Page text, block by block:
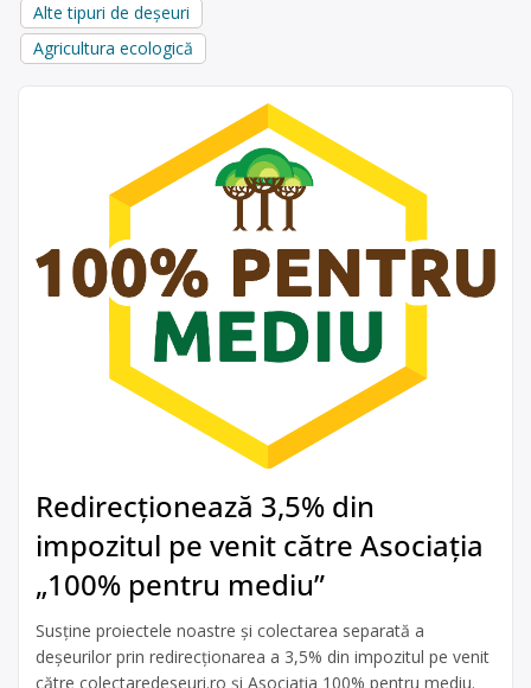
Alte tipuri de deșeuri
Agricultura ecologică
Redirecționează 3,5% din
impozitul pe venit către Asociația
„100% pentru mediu”
Susține proiectele noastre și colectarea separată a
deșeurilor prin redirecționarea a 3,5% din impozitul pe venit
către colectaredeseuri.ro și Asociația 100% pentru mediu.